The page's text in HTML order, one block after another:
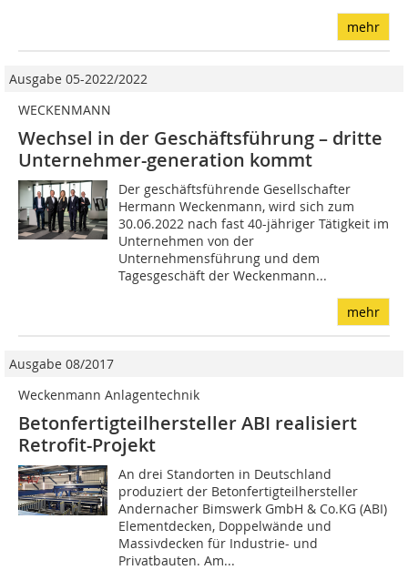
mehr
Ausgabe 05-2022/2022
WECKENMANN
Wechsel in der Geschäftsführung – dritte
Unternehmer-generation kommt
Der geschäftsführende Gesellschafter
Hermann Weckenmann, wird sich zum
30.06.2022 nach fast 40-jähriger Tätigkeit im
Unternehmen von der
Unternehmensführung und dem
Tagesgeschäft der Weckenmann...
mehr
Ausgabe 08/2017
Weckenmann Anlagentechnik
Betonfertigteilhersteller ABI realisiert
Retrofit-Projekt
An drei Standorten in Deutschland
produziert der Betonfertigteilhersteller
Andernacher Bimswerk GmbH & Co.KG (ABI)
Elementdecken, Doppelwände und
Massivdecken für Industrie- und
Privatbauten. Am...